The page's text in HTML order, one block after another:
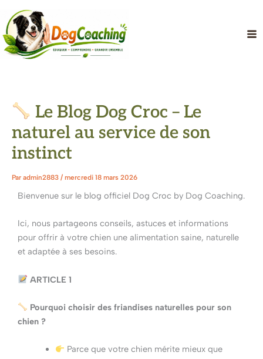
au
contenu
Le Blog Dog Croc – Le
naturel au service de son
instinct
Par admin2883 / mercredi 18 mars 2026
Bienvenue sur le blog officiel Dog Croc by Dog Coaching.
Ici, nous partageons conseils, astuces et informations
pour offrir à votre chien une alimentation saine, naturelle
et adaptée à ses besoins.
ARTICLE 1
Pourquoi choisir des friandises naturelles pour son
chien ?
Parce que votre chien mérite mieux que